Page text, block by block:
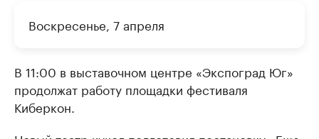
Воскресенье, 7 апреля
В 11:00 в выставочном центре «Экспоград Юг»
продолжат работу площадки фестиваля
Киберкон.